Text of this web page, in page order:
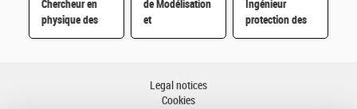
Chercheur en
physique des
particules des
de Modélisation
et
Développement
cycle/neutronique
Ingénieur
protection des
installations
Legal notices
Cookies